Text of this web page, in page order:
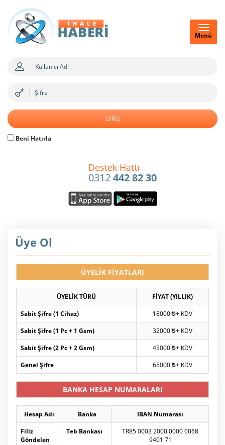
Menü
Beni Hatırla
Destek Hattı
0312442 82 30
Üye Ol
ÜYELİK FİYATLARI
ÜYELİK TÜRÜ
FİYAT (YILLIK)
Sabit Şifre (1 Cihaz)
18000 + KDV
Sabit Şifre (1 Pc + 1 Gsm)
32000 + KDV
Sabit Şifre (2 Pc + 2 Gsm)
45000 + KDV
Genel Şifre
65000 + KDV
BANKA HESAP NUMARALARI
Hesap Adı Banka
IBAN Numarası
Filiz
Göndelen
Teb Bankası
TR85 0003 2000 0000 0068
9401 71